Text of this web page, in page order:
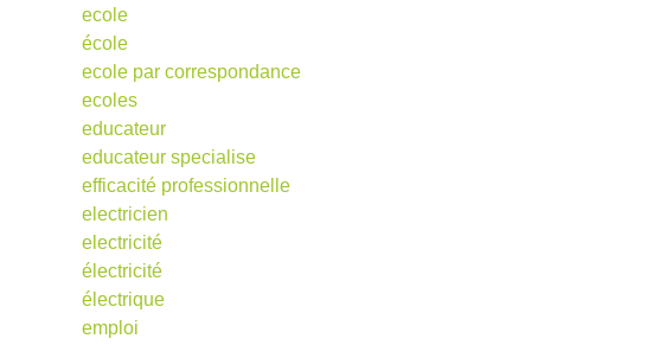
ecole
école
ecole par correspondance
ecoles
educateur
educateur specialise
efficacité professionnelle
electricien
electricité
électricité
électrique
emploi